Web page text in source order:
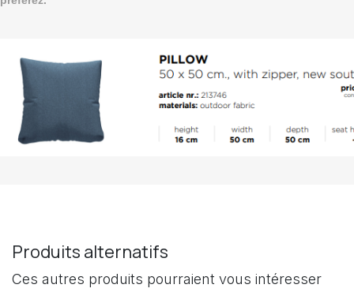
Produits alternatifs
Ces autres produits pourraient vous intéresser